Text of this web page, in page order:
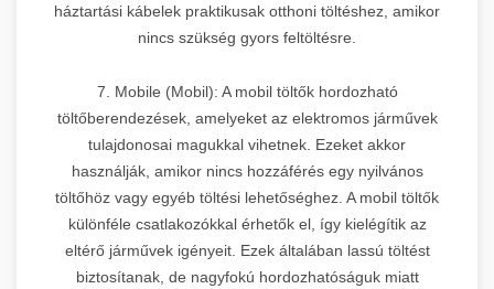
háztartási kábelek praktikusak otthoni töltéshez, amikor
nincs szükség gyors feltöltésre.
7. Mobile (Mobil): A mobil töltők hordozható
töltőberendezések, amelyeket az elektromos járművek
tulajdonosai magukkal vihetnek. Ezeket akkor
használják, amikor nincs hozzáférés egy nyilvános
töltőhöz vagy egyéb töltési lehetőséghez. A mobil töltők
különféle csatlakozókkal érhetők el, így kielégítik az
eltérő járművek igényeit. Ezek általában lassú töltést
biztosítanak, de nagyfokú hordozhatóságuk miatt